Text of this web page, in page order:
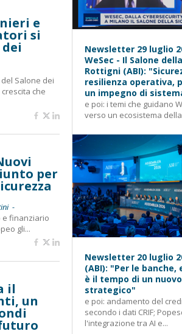
e
si
Salone dei
che
per
-
e finanziario
gli...
il
un
Newsletter 29 luglio
WeSec - Il Salone
Rottigni (ABI):
resilienza operativa,
un impegno di
e poi: i temi che guidano
verso un ecosistema
Newsletter 20 luglio
(ABI): "Per le banche,
è il tempo di un
strategico"
e poi: andamento del
secondo i dati CRIF;
l'integrazione tra AI e...